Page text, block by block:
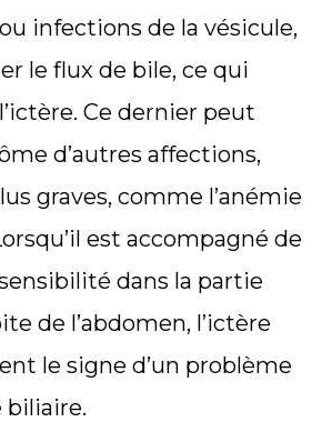
infections de la vésicule,
le flux de bile, ce qui
Ce dernier peut
d’autres affections,
graves, comme l’anémie
est accompagné de
dans la partie
de l’abdomen, l’ictère
le signe d’un problème
biliaire.